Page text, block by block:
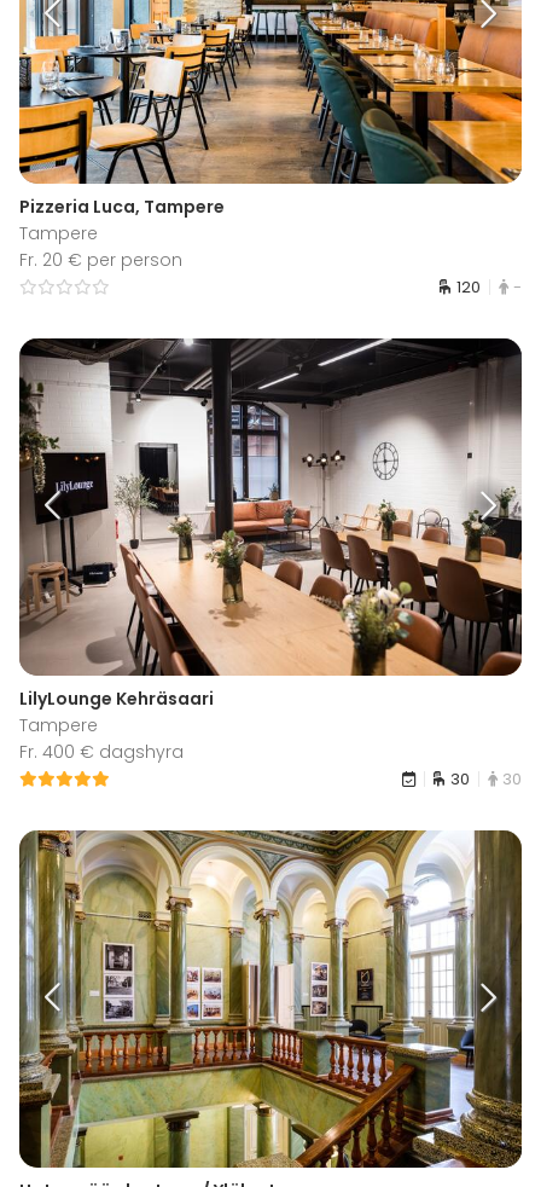
Pizzeria Luca, Tampere
Tampere
Fr. 20 € per person
120 -
LilyLounge Kehräsaari
Tampere
Fr. 400 € dagshyra
30 30